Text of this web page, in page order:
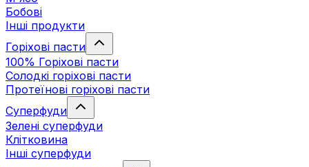
Бобові
Інші продукти
Горіхові пасти
100% Горіхові пасти
Солодкі горіхові пасти
Протеїнові горіхові пасти
Суперфуди
Зелені суперфуди
Клітковина
Інші суперфуди